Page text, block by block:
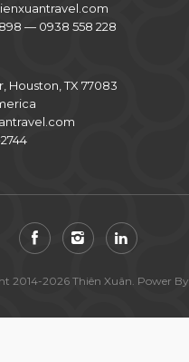
— 0938 558 228
Houston, TX 77083
2014-2026 Thiên Xuân. Power By